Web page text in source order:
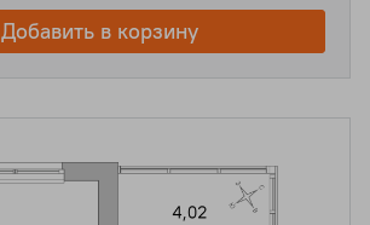
Добавить в корзину